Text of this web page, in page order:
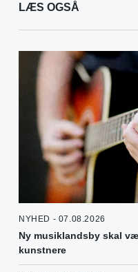
LÆS OGSÅ
NYHED - 07.08.2026
Ny musiklandsby skal
kunstnere